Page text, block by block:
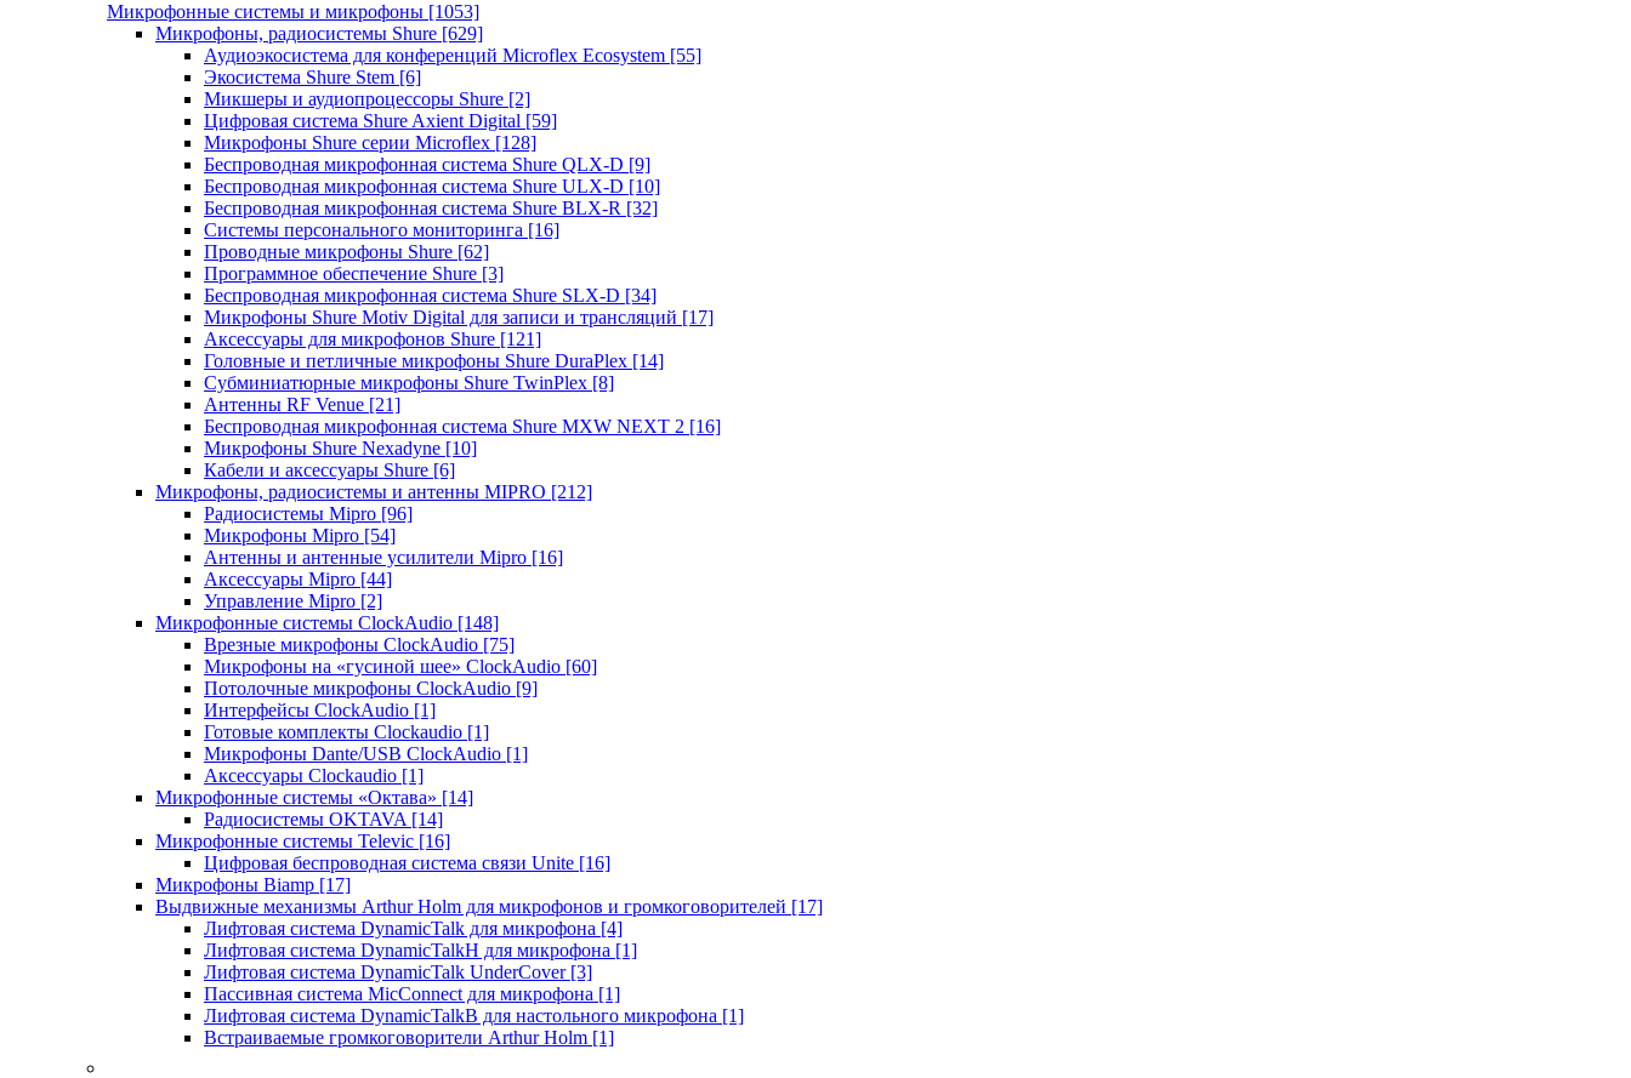
Микрофонные системы и микрофоны [1053]
Микрофоны, радиосистемы Shure [629]
Аудиоэкосистема для конференций Microflex Ecosystem [55]
Экосистема Shure Stem [6]
Микшеры и аудиопроцессоры Shure [2]
Цифровая система Shure Axient Digital [59]
Микрофоны Shure серии Microflex [128]
Беспроводная микрофонная система Shure QLX-D [9]
Беспроводная микрофонная система Shure ULX-D [10]
Беспроводная микрофонная система Shure BLX-R [32]
Системы персонального мониторинга [16]
Проводные микрофоны Shure [62]
Программное обеспечение Shure [3]
Беспроводная микрофонная система Shure SLX-D [34]
Микрофоны Shure Motiv Digital для записи и трансляций [17]
Аксессуары для микрофонов Shure [121]
Головные и петличные микрофоны Shure DuraPlex [14]
Субминиатюрные микрофоны Shure TwinPlex [8]
Антенны RF Venue [21]
Беспроводная микрофонная система Shure MXW NEXT 2 [16]
Микрофоны Shure Nexadyne [10]
Кабели и аксессуары Shure [6]
Микрофоны, радиосистемы и антенны MIPRO [212]
Радиосистемы Mipro [96]
Микрофоны Mipro [54]
Антенны и антенные усилители Mipro [16]
Аксессуары Mipro [44]
Управление Mipro [2]
Микрофонные системы ClockAudio [148]
Врезные микрофоны ClockAudio [75]
Микрофоны на «гусиной шее» ClockAudio [60]
Потолочные микрофоны ClockAudio [9]
Интерфейсы ClockAudio [1]
Готовые комплекты Clockaudio [1]
Микрофоны Dante/USB ClockAudio [1]
Аксессуары Clockaudio [1]
Микрофонные системы «Октава» [14]
Радиосистемы OKTAVA [14]
Микрофонные системы Televic [16]
Цифровая беспроводная система связи Unite [16]
Микрофоны Biamp [17]
Выдвижные механизмы Arthur Holm для микрофонов и громкоговорителей [17]
Лифтовая система DynamicTalk для микрофона [4]
Лифтовая система DynamicTalkH для микрофона [1]
Лифтовая система DynamicTalk UnderCover [3]
Пассивная система MicConnect для микрофона [1]
Лифтовая система DynamicTalkB для настольного микрофона [1]
Встраиваемые громкоговорители Arthur Holm [1]